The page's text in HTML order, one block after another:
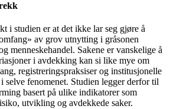
i studien er at det ikke lar seg gjøre å
av grov utnytting i gråsonen
menneskehandel. Sakene er vanskelige å
i avdekking kan si like mye om
registreringspraksiser og institusjonelle
selve fenomenet. Studien legger derfor til
basert på ulike indikatorer som
utvikling og avdekkede saker.